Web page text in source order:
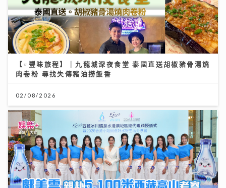
【#豐味旅程】｜九龍城深夜食堂 泰國直送胡椒豬骨湯燒
肉卷粉 尋找失傳豬油撈飯香
02/08/2026